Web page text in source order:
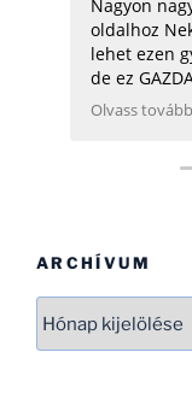
Nagyon
oldalhoz
lehet ezen
de ez
ezen adatok
Olvass tovább
ARCHÍVUM